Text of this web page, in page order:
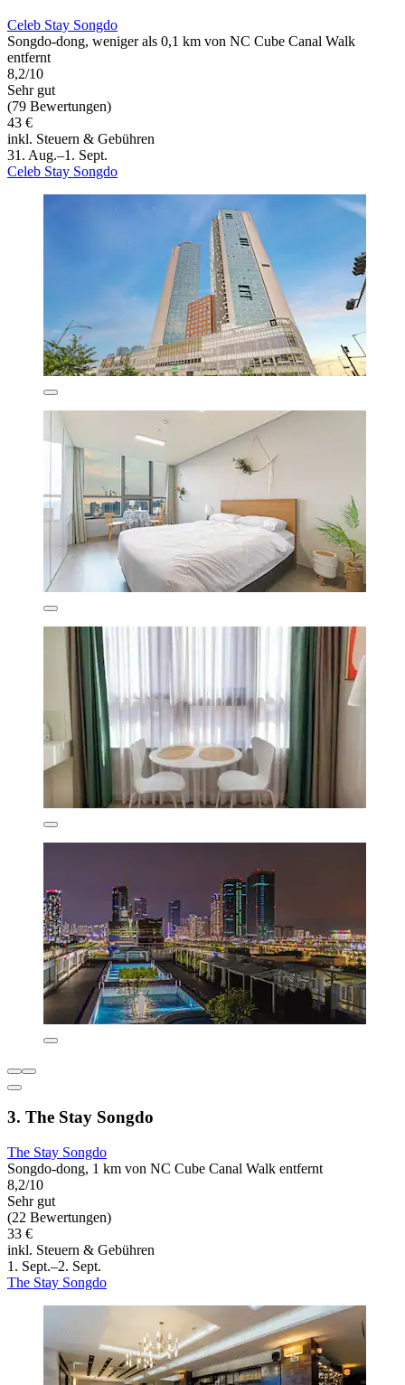
Celeb Stay Songdo
Songdo-dong, weniger als 0,1 km von NC Cube Canal Walk
entfernt
8,2/10
Sehr gut
(79 Bewertungen)
43 €
inkl. Steuern & Gebühren
31. Aug.–1. Sept.
Celeb Stay Songdo
3. The Stay Songdo
The Stay Songdo
Songdo-dong, 1 km von NC Cube Canal Walk entfernt
8,2/10
Sehr gut
(22 Bewertungen)
33 €
inkl. Steuern & Gebühren
1. Sept.–2. Sept.
The Stay Songdo